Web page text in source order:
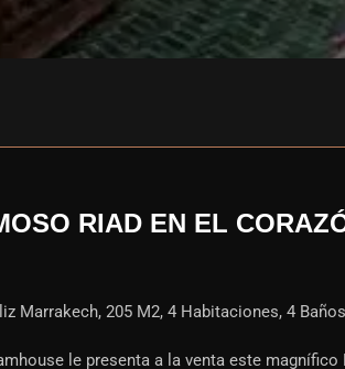
RIAD EN EL
Marrakech, 205 M2, 4 Habitaciones, 4
le presenta a la venta este